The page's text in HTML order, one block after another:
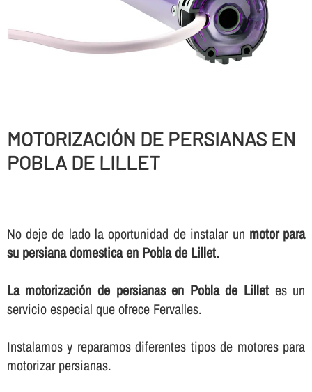
MOTORIZACIÓN DE PERSIANAS EN
POBLA DE LILLET
No deje de lado la oportunidad de instalar un motor para
su persiana domestica en Pobla de Lillet.
La motorización de persianas en Pobla de Lillet es un
servicio especial que ofrece Fervalles.
Instalamos y reparamos diferentes tipos de motores para
motorizar persianas.